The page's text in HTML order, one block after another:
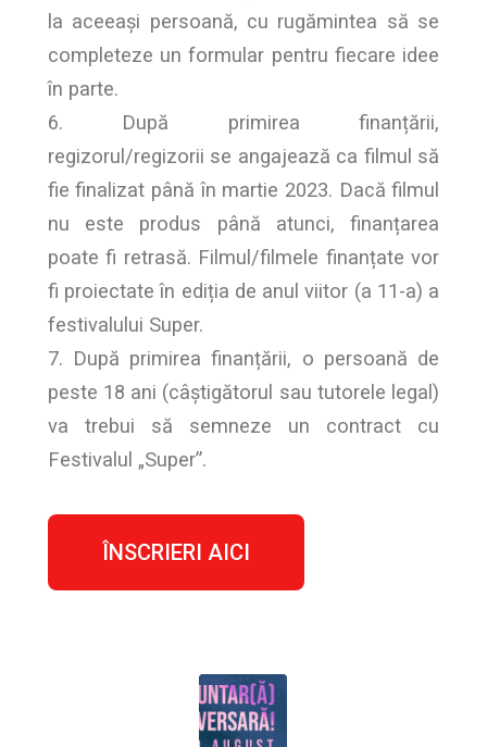
la aceeași persoană, cu rugămintea să se
completeze un formular pentru fiecare idee
în parte.
6. După primirea finanțării,
regizorul/regizorii se angajează ca filmul să
fie finalizat până în martie 2023. Dacă filmul
nu este produs până atunci, finanțarea
poate fi retrasă. Filmul/filmele finanțate vor
fi proiectate în ediția de anul viitor (a 11-a) a
festivalului Super.
7. După primirea finanțării, o persoană de
peste 18 ani (câștigătorul sau tutorele legal)
va trebui să semneze un contract cu
Festivalul „Super”.
ÎNSCRIERI AICI